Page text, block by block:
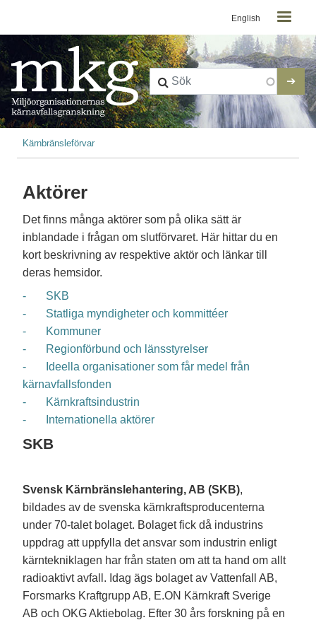
Kontaktmeny
English
Länkstig
Kärnbränsleförvar
Aktörer
Det finns många aktörer som på olika sätt är
inblandade i frågan om slutförvaret. Här hittar du en
kort beskrivning av respektive aktör och länkar till
deras hemsidor.
- SKB
- Statliga myndigheter och kommittéer
- Kommuner
- Regionförbund och länsstyrelser
- Ideella organisationer som får medel från
kärnavfallsfonden
- Kärnkraftsindustrin
- Internationella aktörer
SKB
Svensk Kärnbränslehantering, AB (SKB),
bildades av de svenska kärnkraftsproducenterna
under 70-talet bolaget. Bolaget fick då industrins
uppdrag att uppfylla det ansvar som industrin enligt
kärntekniklagen har från staten om att ta hand om allt
radioaktivt avfall. Idag ägs bolaget av Vattenfall AB,
Forsmarks Kraftgrupp AB, E.ON Kärnkraft Sverige
AB och OKG Aktiebolag. Efter 30 års forskning på en